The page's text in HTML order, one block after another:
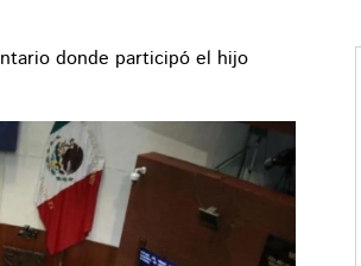
donde participó el hijo